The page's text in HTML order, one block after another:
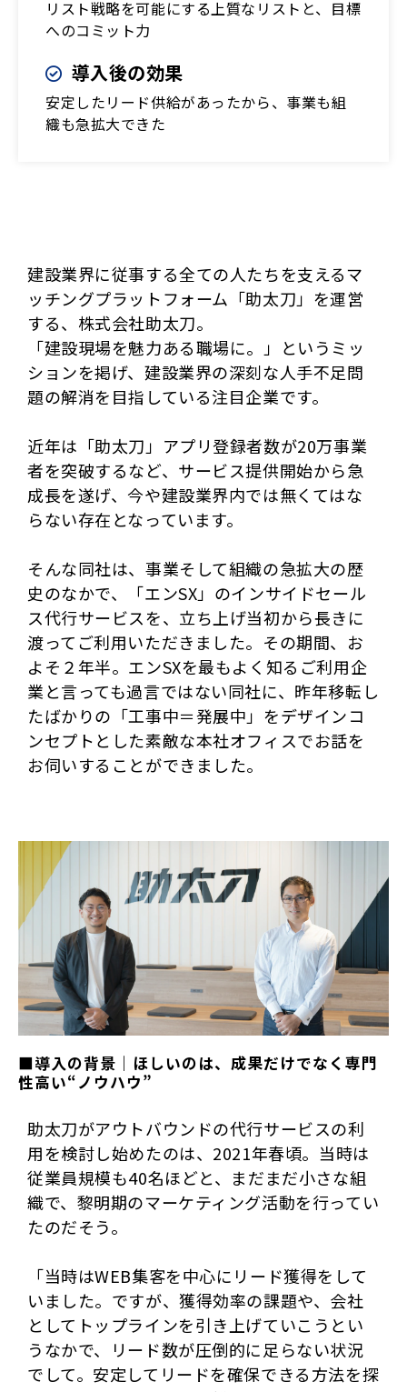
リスト戦略を可能にする上質なリストと、目標
へのコミット力
導入後の効果
安定したリード供給があったから、事業も組
織も急拡大できた
建設業界に従事する全ての人たちを支えるマ
ッチングプラットフォーム「助太刀」を運営
する、株式会社助太刀。
「建設現場を魅力ある職場に。」というミッ
ションを掲げ、建設業界の深刻な人手不足問
題の解消を目指している注目企業です。
近年は「助太刀」アプリ登録者数が20万事業
者を突破するなど、サービス提供開始から急
成長を遂げ、今や建設業界内では無くてはな
らない存在となっています。
そんな同社は、事業そして組織の急拡大の歴
史のなかで、「エンSX」のインサイドセール
ス代行サービスを、立ち上げ当初から長きに
渡ってご利用いただきました。その期間、お
よそ２年半。エンSXを最もよく知るご利用企
業と言っても過言ではない同社に、昨年移転し
たばかりの「工事中＝発展中」をデザインコ
ンセプトとした素敵な本社オフィスでお話を
お伺いすることができました。
■導入の背景｜ほしいのは、成果だけでなく専門
性高い“ノウハウ”
助太刀がアウトバウンドの代行サービスの利
用を検討し始めたのは、2021年春頃。当時は
従業員規模も40名ほどと、まだまだ小さな組
織で、黎明期のマーケティング活動を行ってい
たのだそう。
「当時はWEB集客を中心にリード獲得をして
いました。ですが、獲得効率の課題や、会社
としてトップラインを引き上げていこうとい
うなかで、リード数が圧倒的に足らない状況
でして。安定してリードを確保できる方法を探